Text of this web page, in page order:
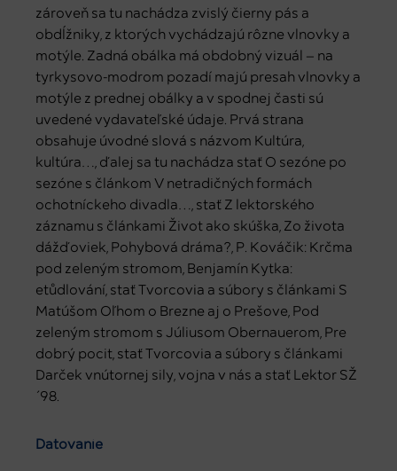
zároveň sa tu nachádza zvislý čierny pás a
obdĺžniky, z ktorých vychádzajú rôzne vlnovky a
motýle. Zadná obálka má obdobný vizuál – na
tyrkysovo-modrom pozadí majú presah vlnovky a
motýle z prednej obálky a v spodnej časti sú
uvedené vydavateľské údaje. Prvá strana
obsahuje úvodné slová s názvom Kultúra,
kultúra…, ďalej sa tu nachádza stať O sezóne po
sezóne s článkom V netradičných formách
ochotníckeho divadla…, stať Z lektorského
záznamu s článkami Život ako skúška, Zo života
dážďoviek, Pohybová dráma?, P. Kováčik: Krčma
pod zeleným stromom, Benjamín Kytka:
etůdlování, stať Tvorcovia a súbory s článkami S
Matúšom Oľhom o Brezne aj o Prešove, Pod
zeleným stromom s Júliusom Obernauerom, Pre
dobrý pocit, stať Tvorcovia a súbory s článkami
Darček vnútornej sily, vojna v nás a stať Lektor SŽ
´98.
Datovanie